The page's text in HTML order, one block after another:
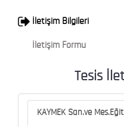
İletişim Bilgileri
İletişim Formu
Tesis
KAYMEK San.ve